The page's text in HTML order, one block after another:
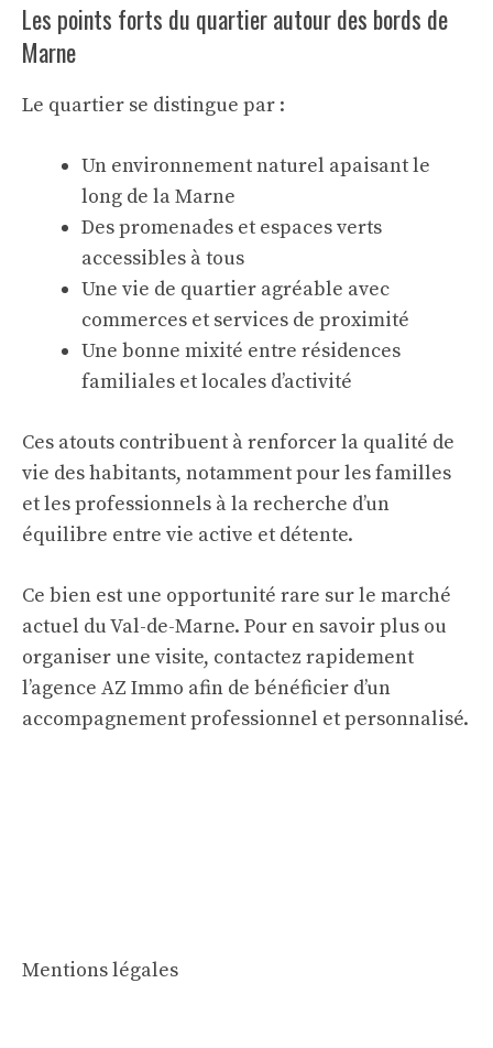
Les points forts du quartier autour des bords de
Marne
Le quartier se distingue par :
Un environnement naturel apaisant le
long de la Marne
Des promenades et espaces verts
accessibles à tous
Une vie de quartier agréable avec
commerces et services de proximité
Une bonne mixité entre résidences
familiales et locales d’activité
Ces atouts contribuent à renforcer la qualité de
vie des habitants, notamment pour les familles
et les professionnels à la recherche d’un
équilibre entre vie active et détente.
Ce bien est une opportunité rare sur le marché
actuel du Val-de-Marne. Pour en savoir plus ou
organiser une visite, contactez rapidement
l’agence AZ Immo afin de bénéficier d’un
accompagnement professionnel et personnalisé.
Mentions légales